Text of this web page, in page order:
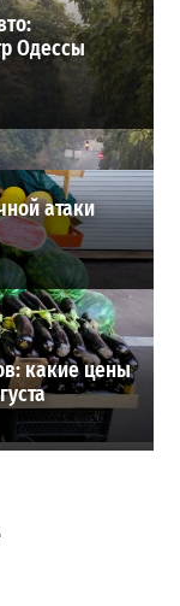
Одессы
атаки
какие цены